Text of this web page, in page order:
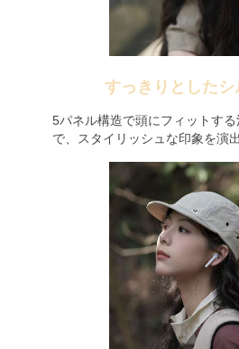
すっきりとしたシ
5パネル構造で頭にフィットす
で、スタイリッシュな印象を演出